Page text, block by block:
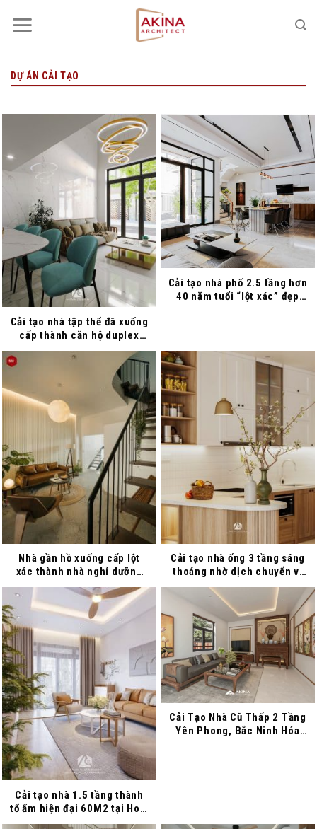
qua
DỰ ÁN CẢI TẠO
Cải tạo nhà tập thể đã xuống
cấp thành căn hộ duplex
hiện đại
Cải tạo nhà phố 2.5 tầng hơn
40 năm tuổi “lột xác” đẹp
Nhà gần hồ xuống cấp lột
xác thành nhà nghỉ dưỡng
chi phí hơn 700 triệu đồng
Cải tạo nhà ống 3 tầng sáng
thoáng nhờ dịch chuyển vị
trí cầu thang
Cải tạo nhà 1.5 tầng thành
tổ ấm hiện đại 60M2 tại Hoài
Đức
Cải Tạo Nhà Cũ Thấp 2 Tầng
Yên Phong, Bắc Ninh Hóa